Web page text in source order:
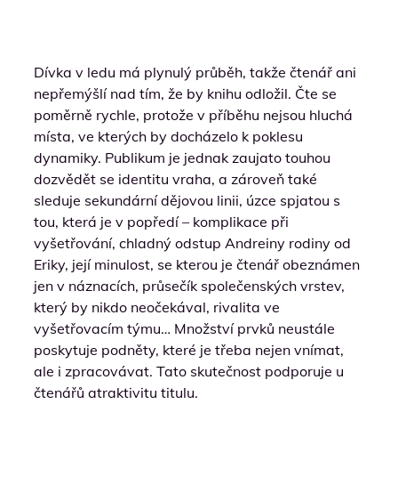
Dívka v ledu má plynulý průběh, takže čtenář ani
nepřemýšlí nad tím, že by knihu odložil. Čte se
poměrně rychle, protože v příběhu nejsou hluchá
místa, ve kterých by docházelo k poklesu
dynamiky. Publikum je jednak zaujato touhou
dozvědět se identitu vraha, a zároveň také
sleduje sekundární dějovou linii, úzce spjatou s
tou, která je v popředí – komplikace při
vyšetřování, chladný odstup Andreiny rodiny od
Eriky, její minulost, se kterou je čtenář obeznámen
jen v náznacích, průsečík společenských vrstev,
který by nikdo neočekával, rivalita ve
vyšetřovacím týmu… Množství prvků neustále
poskytuje podněty, které je třeba nejen vnímat,
ale i zpracovávat. Tato skutečnost podporuje u
čtenářů atraktivitu titulu.